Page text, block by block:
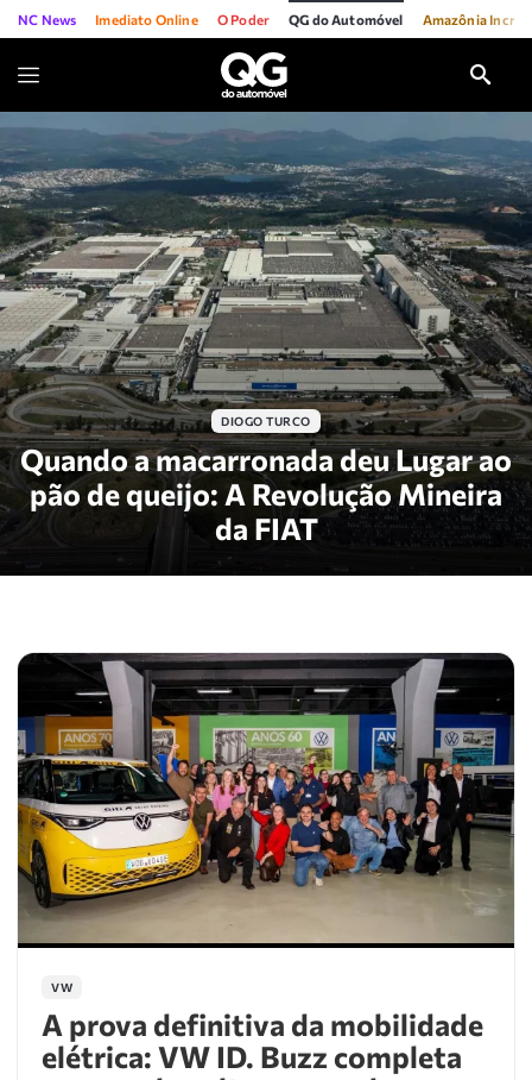
NC News Imediato Online O Poder QG do Automóvel Amazônia
DIOGO TURCO
Quando a macarronada deu Lugar ao
pão de queijo: A Revolução Mineira
da FIAT
VW
A prova definitiva da mobilidade
elétrica: VW ID. Buzz completa